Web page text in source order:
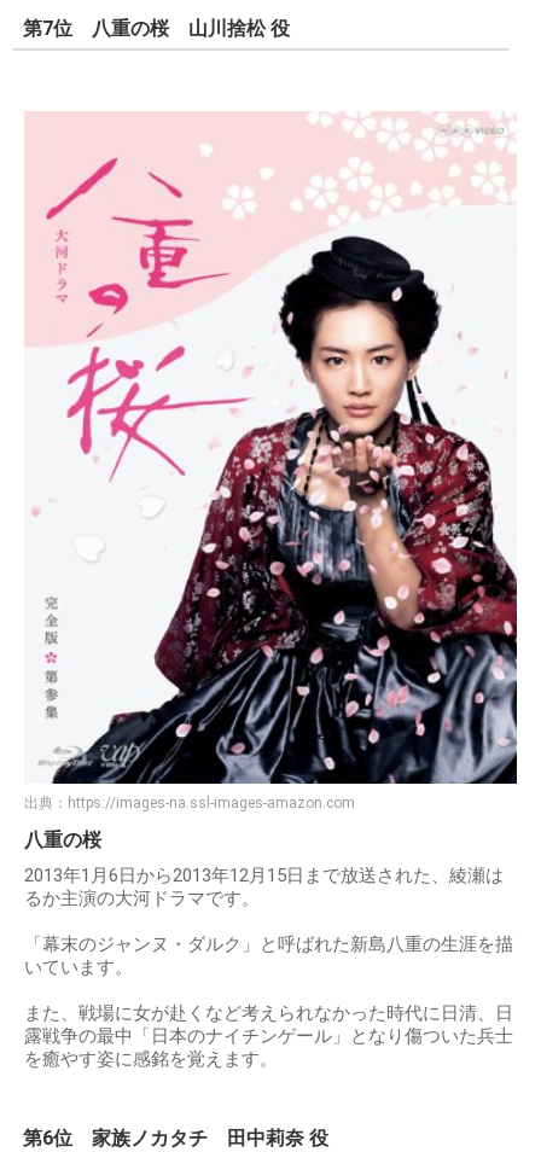
第7位 八重の桜 山川捨松 役
出典： https://images-na.ssl-images-amazon.com
八重の桜
2013年1月6日から2013年12月15日まで放送された、綾瀬は
るか主演の大河ドラマです。
「幕末のジャンヌ・ダルク」と呼ばれた新島八重の生涯を描
いています。
また、戦場に女が赴くなど考えられなかった時代に日清、日
露戦争の最中「日本のナイチンゲール」となり傷ついた兵士
を癒やす姿に感銘を覚えます。
第6位 家族ノカタチ 田中莉奈 役